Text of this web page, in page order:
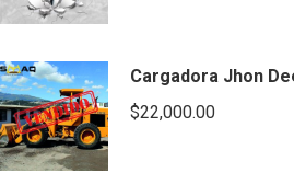
Cargadora Jhon
$22,000.00